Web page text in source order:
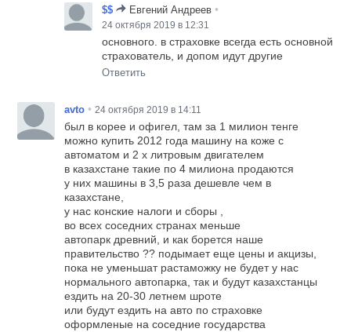
$$ Евгений Андреев •
24 октября 2019 в 12:31
основного. в страховке всегда есть основной
страхователь, и допом идут другие
Ответить
avto • 24 октября 2019 в 14:11
был в корее и офигел, там за 1 милион тенге
можно купить 2012 года машину на коже с
автоматом и 2 х литровым двигателем
в казахстане такие по 4 милиона продаются
у них машины в 3,5 раза дешевле чем в
казахстане,
у нас конские налоги и сборы ,
во всех соседних странах меньше
автопарк древний, и как борется наше
правительство ?? подымает еще цены и акцизы,
пока не уменьшат растаможку не будет у нас
нормального автопарка, так и будут казахстанцы
ездить на 20-30 летнем шроте
или будут ездить на авто по страховке
оформленые на соседние государства